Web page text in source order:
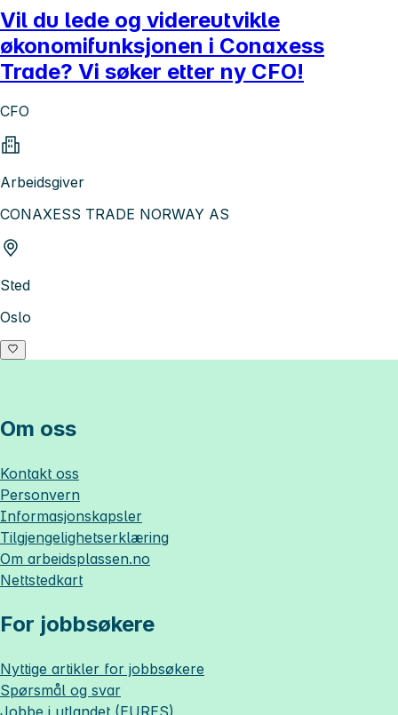
Vil du lede og videreutvikle
økonomifunksjonen i Conaxess
Trade? Vi søker etter ny CFO!
CFO
Arbeidsgiver
CONAXESS TRADE NORWAY AS
Sted
Oslo
Om oss
Kontakt oss
Personvern
Informasjonskapsler
Tilgjengelighetserklæring
Om arbeidsplassen.no
Nettstedkart
For jobbsøkere
Nyttige artikler for jobbsøkere
Spørsmål og svar
Jobbe i utlandet (EURES)